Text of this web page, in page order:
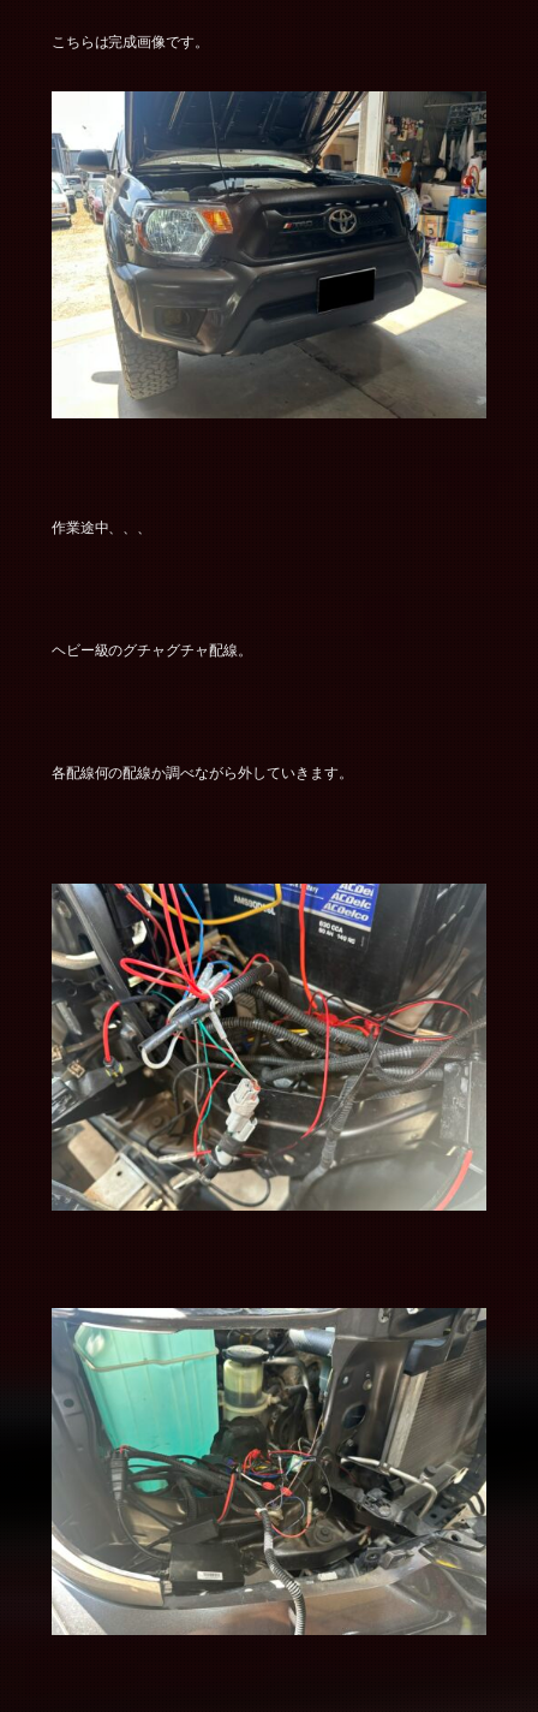
こちらは完成画像です。
作業途中、、、
ヘビー級のグチャグチャ配線。
各配線何の配線か調べながら外していきます。